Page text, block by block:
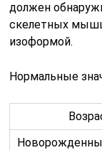
должен
скелетных
изоформой.
Нормальные